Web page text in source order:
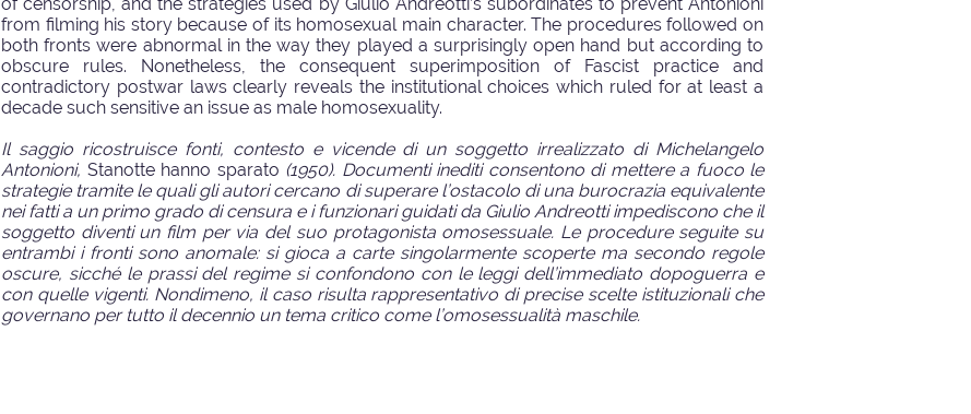
from filming his story because of its homosexual main character. The procedures followed on
both fronts were abnormal in the way they played a surprisingly open hand but according to
obscure rules. Nonetheless, the consequent superimposition of Fascist practice and
contradictory postwar laws clearly reveals the institutional choices which ruled for at least a
decade such sensitive an issue as male homosexuality.
Il saggio ricostruisce fonti, contesto e vicende di un soggetto irrealizzato di Michelangelo
Antonioni, Stanotte hanno sparato (1950). Documenti inediti consentono di mettere a fuoco le
strategie tramite le quali gli autori cercano di superare l’ostacolo di una burocrazia equivalente
nei fatti a un primo grado di censura e i funzionari guidati da Giulio Andreotti impediscono che il
soggetto diventi un film per via del suo protagonista omosessuale. Le procedure seguite su
entrambi i fronti sono anomale: si gioca a carte singolarmente scoperte ma secondo regole
oscure, sicché le prassi del regime si confondono con le leggi dell’immediato dopoguerra e
con quelle vigenti. Nondimeno, il caso risulta rappresentativo di precise scelte istituzionali che
governano per tutto il decennio un tema critico come l’omosessualità maschile.